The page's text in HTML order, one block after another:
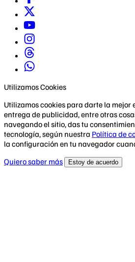
Utilizamos Cookies
Utilizamos cookies para darte la mejor
entrega de publicidad, entre otras
navegando el sitio, das tu
tecnología, según nuestra Política de
la configuración en tu navegador
Quiero saber más
Estoy de acuerdo